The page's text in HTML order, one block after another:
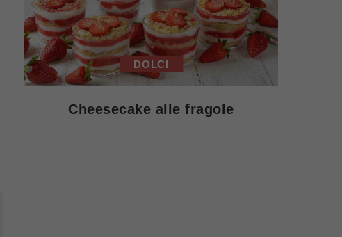
DOLCI
Cheesecake alle fragole